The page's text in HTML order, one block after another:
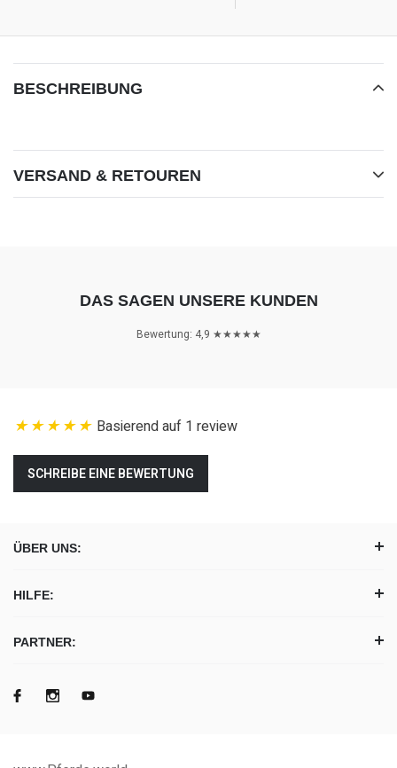
BESCHREIBUNG
VERSAND & RETOUREN
DAS SAGEN UNSERE KUNDEN
Bewertung: 4,9 ★★★★★
Basierend auf 1 review
SCHREIBE EINE BEWERTUNG
ÜBER UNS:
HILFE:
PARTNER: